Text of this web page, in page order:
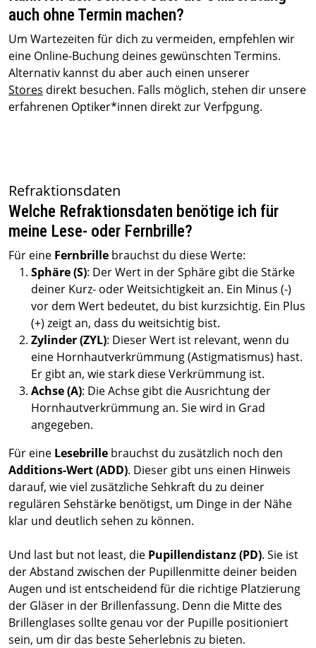
auch ohne Termin machen?
Um Wartezeiten für dich zu vermeiden, empfehlen wir
eine Online-Buchung deines gewünschten Termins.
Alternativ kannst du aber auch einen unserer
Stores direkt besuchen. Falls möglich, stehen dir unsere
erfahrenen Optiker*innen direkt zur Verfpgung.
Refraktionsdaten
Welche Refraktionsdaten benötige ich für
meine Lese- oder Fernbrille?
Für eine Fernbrille brauchst du diese Werte:
Sphäre (S): Der Wert in der Sphäre gibt die Stärke
deiner Kurz- oder Weitsichtigkeit an. Ein Minus (-)
vor dem Wert bedeutet, du bist kurzsichtig. Ein Plus
(+) zeigt an, dass du weitsichtig bist.
Zylinder (ZYL): Dieser Wert ist relevant, wenn du
eine Hornhautverkrümmung (Astigmatismus) hast.
Er gibt an, wie stark diese Verkrümmung ist.
Achse (A): Die Achse gibt die Ausrichtung der
Hornhautverkrümmung an. Sie wird in Grad
angegeben.
Für eine Lesebrille brauchst du zusätzlich noch den
Additions-Wert (ADD). Dieser gibt uns einen Hinweis
darauf, wie viel zusätzliche Sehkraft du zu deiner
regulären Sehstärke benötigst, um Dinge in der Nähe
klar und deutlich sehen zu können.
Und last but not least, die Pupillendistanz (PD). Sie ist
der Abstand zwischen der Pupillenmitte deiner beiden
Augen und ist entscheidend für die richtige Platzierung
der Gläser in der Brillenfassung. Denn die Mitte des
Brillenglases sollte genau vor der Pupille positioniert
sein, um dir das beste Seherlebnis zu bieten.